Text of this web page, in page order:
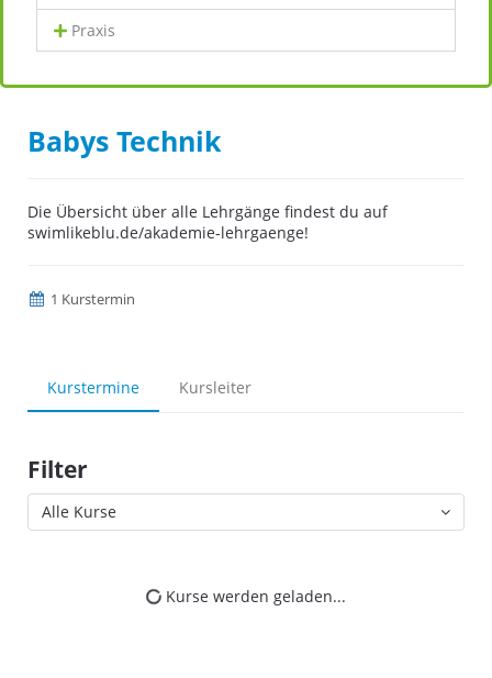
Praxis